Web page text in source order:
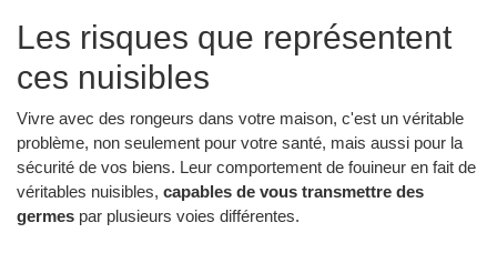
Les risques que représentent
ces nuisibles
Vivre avec des rongeurs dans votre maison, c'est un véritable
problème, non seulement pour votre santé, mais aussi pour la
sécurité de vos biens. Leur comportement de fouineur en fait de
véritables nuisibles, capables de vous transmettre des
germes par plusieurs voies différentes.